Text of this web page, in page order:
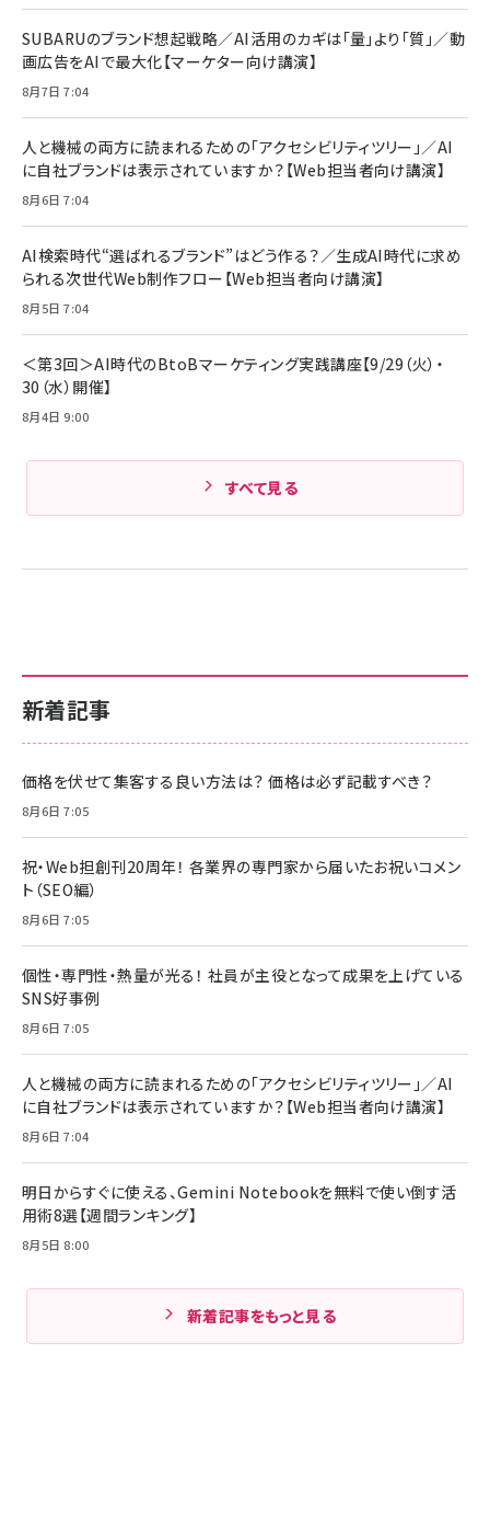
￥880
ママ投資家が育休中に１億貯めた株式投資
組織の成果を最大化する ルールのデザイン
￥1,980
Amazonランキングをもっと見る
￥6,980
全ワイヤレスイヤホン/アクティブノイズキャンセリ
技術基準適合】ブラック
￥5,990
ケーブル Anker絡まないケーブル 240W 結束バン
ド付き USB PD対応 シリコン素材採用 iPhone
17 / 16 / 15 / Galaxy iPad Pro MacBook
Pro/Air 各種対応 (1.8m ミッドナイトブラック)
￥1,890
Pro/Air 各種対応 (1.8m ミッドナイトブラック)
￥1,890
サッポロ 生ビール 黒ラベル 350ml 缶 24本 ビー
ル ケース買い【6/30応募〆切! 黒ラベルビヤセラー
￥4,857
新着記事
価格を伏せて集客する良い方法は？ 価格は必ず記載すべき？
8月6日 7:05
祝・Web担創刊20周年！ 各業界の専門家から届いたお祝いコメン
ト（SEO編）
8月6日 7:05
個性・専門性・熱量が光る！ 社員が主役となって成果を上げている
SNS好事例
8月6日 7:05
人と機械の両方に読まれるための「アクセシビリティツリー」／AI
に自社ブランドは表示されていますか？【Web担当者向け講演】
8月6日 7:04
明日からすぐに使える、Gemini Notebookを無料で使い倒す活
用術8選【週間ランキング】
8月5日 8:00
新着記事をもっと見る
SUBARUのブランド想起戦略／AI活用のカギは「量」より「質」／動
画広告をAIで最大化【マーケター向け講演】
8月7日 7:04
人と機械の両方に読まれるための「アクセシビリティツリー」／AI
に自社ブランドは表示されていますか？【Web担当者向け講演】
8月6日 7:04
AI検索時代“選ばれるブランド”はどう作る？／生成AI時代に求め
られる次世代Web制作フロー【Web担当者向け講演】
8月5日 7:04
＜第3回＞AI時代のBtoBマーケティング実践講座【9/29（火）・
30（水）開催】
8月4日 9:00
すべて見る